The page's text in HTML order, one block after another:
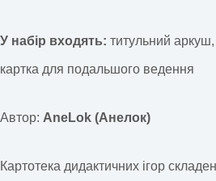
У набір входять: титульний
картка для подальшого ведення
Автор: AneLok (Анелок)
Картотека дидактичних ігор